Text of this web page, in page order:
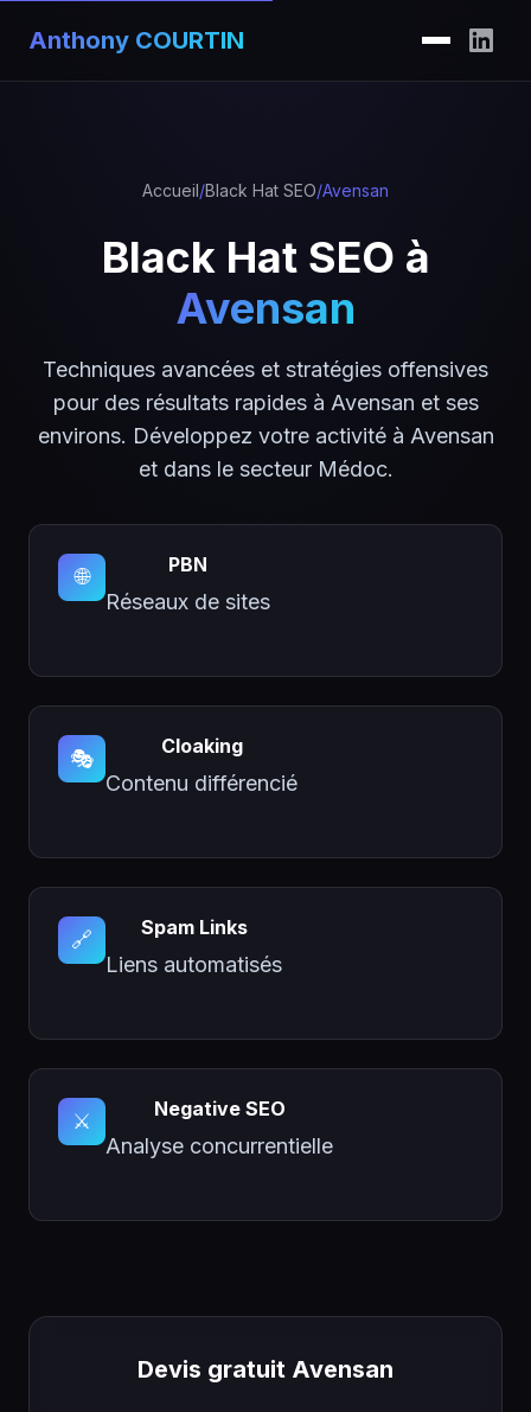
Anthony COURTIN
Accueil/Black Hat SEO/Avensan
Black Hat SEO à
Avensan
Techniques avancées et stratégies offensives
pour des résultats rapides à Avensan et ses
environs. Développez votre activité à Avensan
et dans le secteur Médoc.
🌐 PBN
Réseaux de sites
🎭 Cloaking
Contenu différencié
🔗 Spam Links
Liens automatisés
⚔️ Negative SEO
Analyse concurrentielle
Devis gratuit Avensan